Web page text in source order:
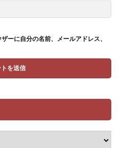
ーに自分の名前、メールアドレス、